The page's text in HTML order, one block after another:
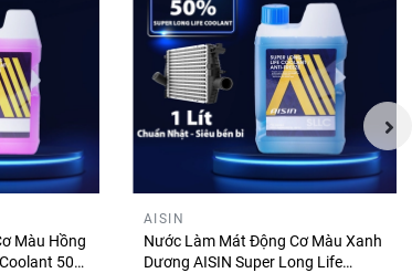
Màu Hồng
50%
AISIN
Nước Làm Mát Động Cơ Màu Xanh
Dương AISIN Super Long Life